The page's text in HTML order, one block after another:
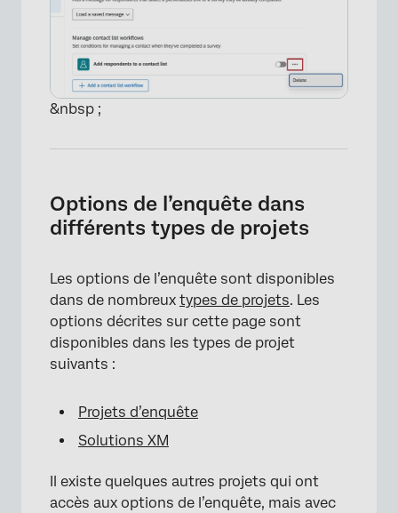
&nbsp ;
Options de l’enquête dans
différents types de projets
Les options de l’enquête sont disponibles
dans de nombreux types de projets. Les
options décrites sur cette page sont
disponibles dans les types de projet
suivants :
Projets d’enquête
Solutions XM
Il existe quelques autres projets qui ont
accès aux options de l’enquête, mais avec